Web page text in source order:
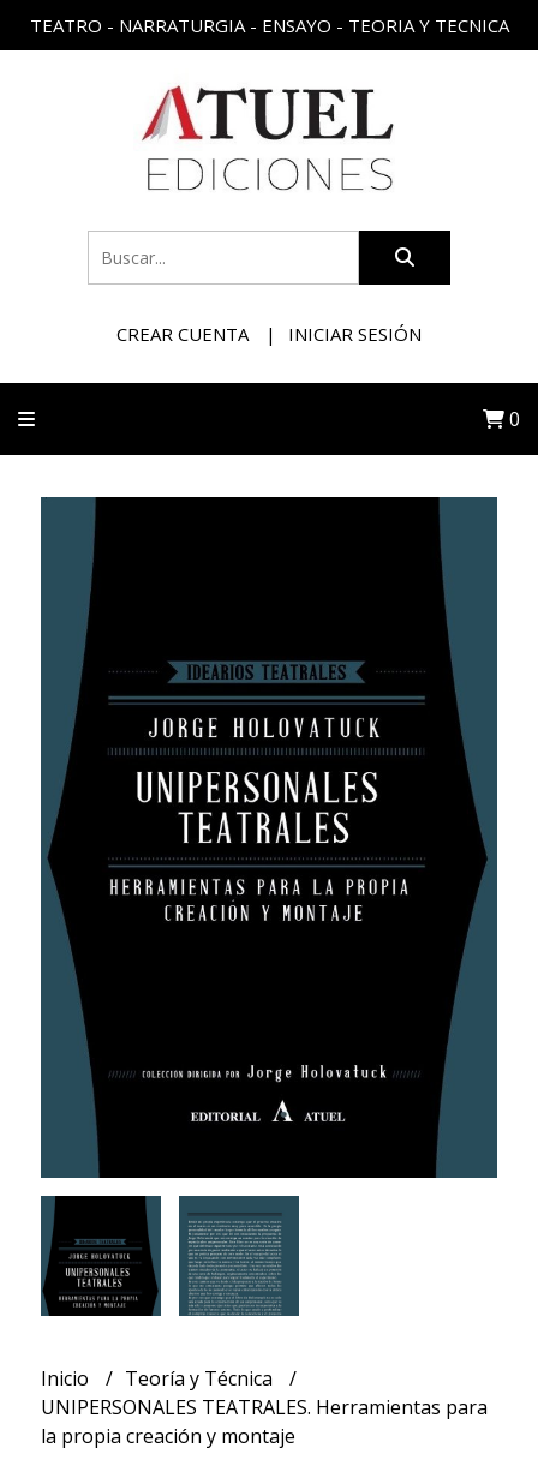
TEATRO - NARRATURGIA - ENSAYO - TEORIA Y TECNICA
CREAR CUENTA INICIAR SESIÓN
0
Inicio
Teoría y Técnica
UNIPERSONALES TEATRALES. Herramientas para
la propia creación y montaje